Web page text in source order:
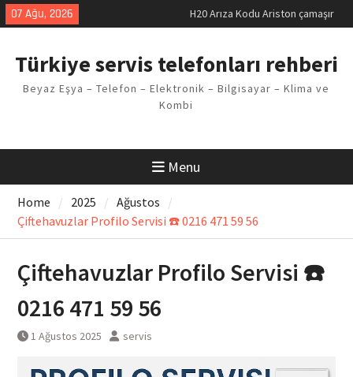
Skip
to
07 Ağu, 2026
LG kombi E2 Arızası Çözümü
Vaillant çamaşır makinesi E03
Arıza Kodu
Ferroli klima E3 Arızası Çözümü
Türkiye servis telefonları rehberi
Beyaz Eşya – Telefon – Elektronik – Bilgisayar – Klima ve
Kombi
Menu
Home 2025
Ağustos
Çiftehavuzlar Profilo Servisi ☎️ 0216 471 59 56
Çiftehavuzlar Profilo Servisi ☎️
0216 471 59 56
1 Ağustos 2025 servis